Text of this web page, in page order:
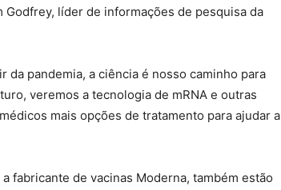
Godfrey, líder de informações de pesquisa da
da pandemia, a ciência é nosso caminho para
veremos a tecnologia de mRNA e outras
mais opções de tratamento para ajudar a
fabricante de vacinas Moderna, também estão